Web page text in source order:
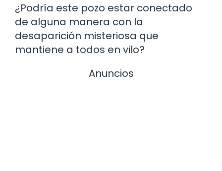
¿Podría este pozo estar conectado
de alguna manera con la
desaparición misteriosa que
mantiene a todos en vilo?
Anuncios